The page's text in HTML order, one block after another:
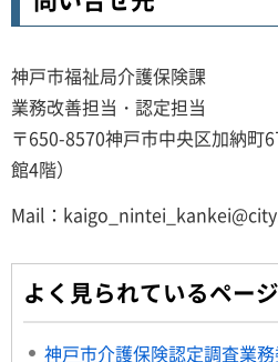
神戸市福祉局介護保険課
業務改善担当・認定担当
〒650-8570神戸市中央区加納町
館4階）
Mail：
よく見られているページ
神戸市介護保険認定調査業